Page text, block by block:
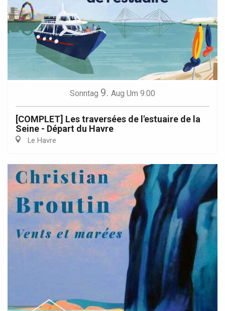
Sonntag 9. Aug Um 9:00
[COMPLET] Les traversées de l'estuaire de la
Seine - Départ du Havre
Le Havre